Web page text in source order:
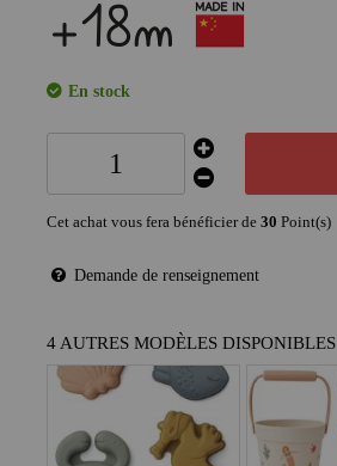
En stock
Cet achat vous fera bénéficier de 30 Point(s)
Demande de renseignement
4 AUTRES MODÈLES DISPONIBLES